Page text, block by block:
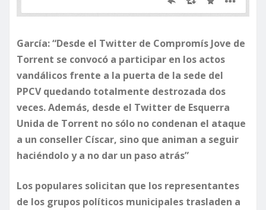
García: “Desde el Twitter de Compromís Jove de
Torrent se convocó a participar en los actos
vandálicos frente a la puerta de la sede del
PPCV quedando totalmente destrozada dos
veces. Además, desde el Twitter de Esquerra
Unida de Torrent no sólo no condenan el ataque
a un conseller Císcar, sino que animan a seguir
haciéndolo y a no dar un paso atrás”
Los populares solicitan que los representantes
de los grupos políticos municipales trasladen a